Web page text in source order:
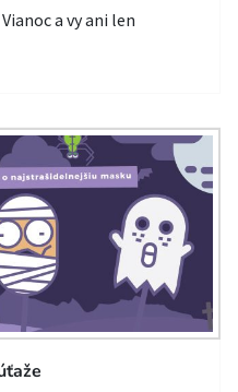
a vy ani len